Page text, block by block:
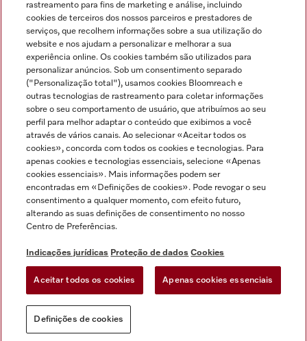
Indicações jurídicas
Condições gerais
Proteção de dados
Condições de utilização
Canal de Ética
Formulário de livre resolução
Miele no Instagram
Miele no Facebook
Miele no Youtube
rastreamento para fins de marketing e análise, incluindo
cookies de terceiros dos nossos parceiros e prestadores de
serviços, que recolhem informações sobre a sua utilização do
website e nos ajudam a personalizar e melhorar a sua
experiência online. Os cookies também são utilizados para
personalizar anúncios. Sob um consentimento separado
("Personalização total"), usamos cookies Bloomreach e
outras tecnologias de rastreamento para coletar informações
sobre o seu comportamento de usuário, que atribuímos ao seu
perfil para melhor adaptar o conteúdo que exibimos a você
através de vários canais. Ao selecionar «Aceitar todos os
cookies», concorda com todos os cookies e tecnologias. Para
apenas cookies e tecnologias essenciais, selecione «Apenas
cookies essenciais». Mais informações podem ser
encontradas em «Definições de cookies». Pode revogar o seu
consentimento a qualquer momento, com efeito futuro,
alterando as suas definições de consentimento no nosso
Centro de Preferências.
Indicações jurídicas Proteção de dados Cookies
Aceitar todos os cookies Apenas cookies essenciais
Definições de cookies